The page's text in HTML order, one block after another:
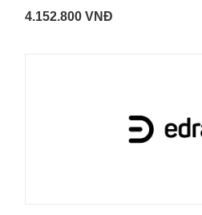
4.152.800 VNĐ